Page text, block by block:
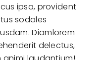
ipsa, provident
sodales
Diamlorem
delectus,